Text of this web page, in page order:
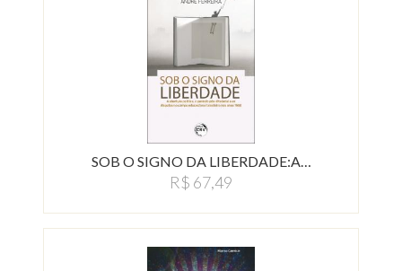
SOB O SIGNO DA LIBERDADE:A…
R$ 67,49